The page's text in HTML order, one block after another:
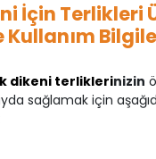
İçin Terlikleri
Kullanım
dikeni terliklerinizin
sağlamak için